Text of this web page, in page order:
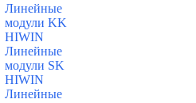
Линейные
модули KK
HIWIN
Линейные
модули SK
HIWIN
Линейные